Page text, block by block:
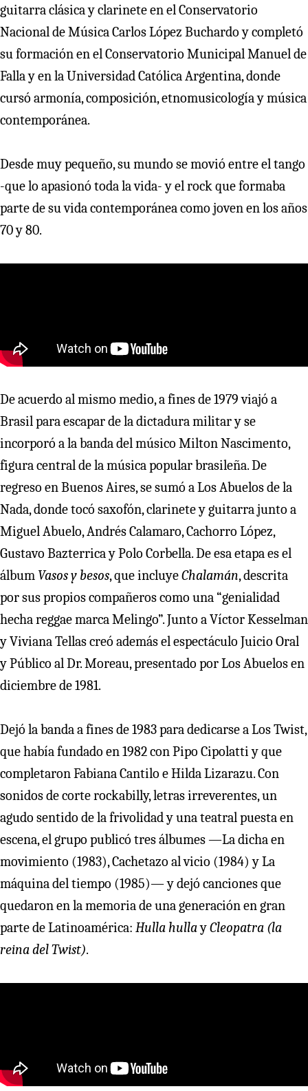
guitarra clásica y clarinete en el Conservatorio
Nacional de Música Carlos López Buchardo y completó
su formación en el Conservatorio Municipal Manuel de
Falla y en la Universidad Católica Argentina, donde
cursó armonía, composición, etnomusicología y música
contemporánea.
Desde muy pequeño, su mundo se movió entre el tango
-que lo apasionó toda la vida- y el rock que formaba
parte de su vida contemporánea como joven en los años
70 y 80.
De acuerdo al mismo medio, a fines de 1979 viajó a
Brasil para escapar de la dictadura militar y se
incorporó a la banda del músico Milton Nascimento,
figura central de la música popular brasileña. De
regreso en Buenos Aires, se sumó a Los Abuelos de la
Nada, donde tocó saxofón, clarinete y guitarra junto a
Miguel Abuelo, Andrés Calamaro, Cachorro López,
Gustavo Bazterrica y Polo Corbella. De esa etapa es el
álbum Vasos y besos, que incluyeChalamán, descrita
por sus propios compañeros como una “genialidad
hecha reggae marca Melingo”. Junto a Víctor Kesselman
y Viviana Tellas creó además el espectáculo Juicio Oral
y Público al Dr. Moreau, presentado por Los Abuelos en
diciembre de 1981.
Dejó la banda a fines de 1983 para dedicarse a Los Twist,
que había fundado en 1982 con Pipo Cipolatti y que
completaron Fabiana Cantilo e Hilda Lizarazu. Con
sonidos de corte rockabilly, letras irreverentes, un
agudo sentido de la frivolidad y una teatral puesta en
escena, el grupo publicó tres álbumes —La dicha en
movimiento (1983), Cachetazo al vicio (1984) y La
máquina del tiempo (1985)— y dejó canciones que
quedaron en la memoria de una generación en gran
parte de Latinoamérica: Hulla hullayCleopatra (la
reina del Twist).